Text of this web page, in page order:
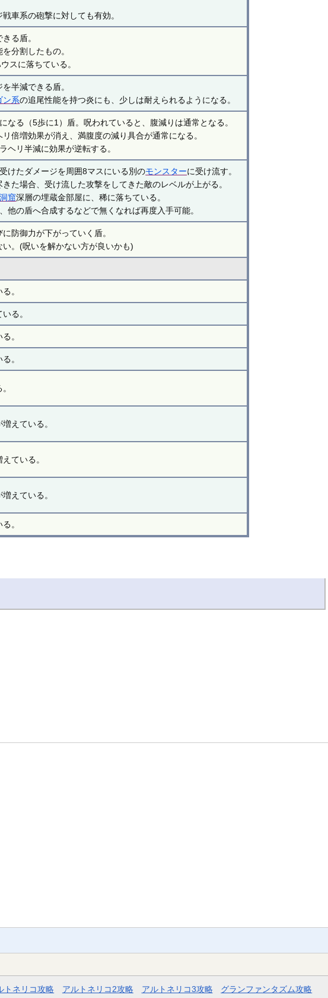
車系の砲撃に対しても有効。
る盾。
分割したもの。
スに落ちている。
半減できる盾。
ン系の追尾性能を持つ炎にも、少しは耐えられるようになる。
なる（5歩に1）盾。呪われていると、腹減りは通常となる。
倍増効果が消え、満腹度の減り具合が通常になる。
ヘリ半減に効果が逆転する。
けたダメージを周囲8マスにいる別のモンスターに受け流す。
きた場合、受け流した攻撃をしてきた敵のレベルが上がる。
窟深層の埋蔵金部屋に、稀に落ちている。
他の盾へ合成するなどで無くなれば再度入手可能。
防御力が下がっていく盾。
。(呪いを解かない方が良いかも)
。
る。
。
。
えている。
ている。
えている。
。
トネリコ攻略 アルトネリコ2攻略 アルトネリコ3攻略 グランファンタズム攻略